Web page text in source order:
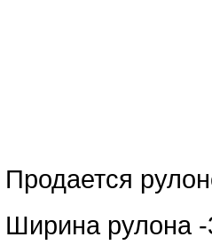
Продается
Ширина рулона